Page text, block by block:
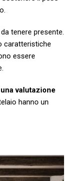
tenere presente.
caratteristiche
essere
una valutazione
hanno un